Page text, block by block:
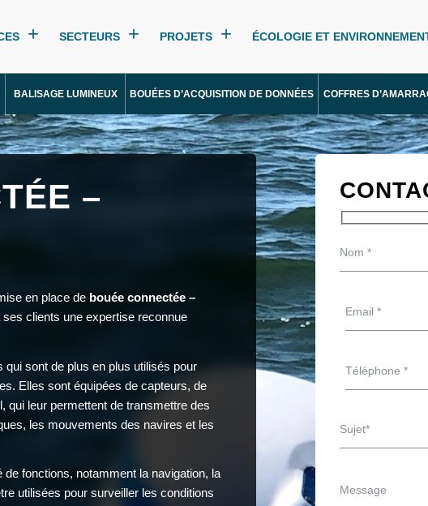
SECTEURS PROJETS ÉCOLOGIE ET
BALISAGE LUMINEUX BOUÉES D’ACQUISITION DE DONNÉES COFFRES
–
en place de bouée connectée –
clients une expertise reconnue
sont de plus en plus utilisés pour
Elles sont équipées de capteurs, de
qui leur permettent de transmettre des
les mouvements des navires et les
fonctions, notamment la navigation, la
utilisées pour surveiller les conditions